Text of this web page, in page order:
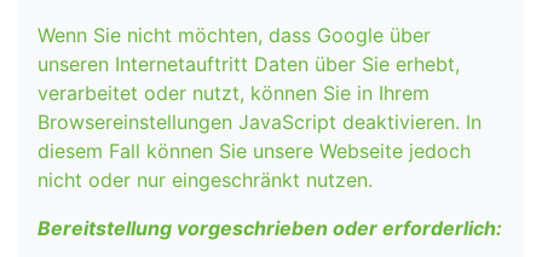
Wenn Sie nicht möchten, dass Google über
unseren Internetauftritt Daten über Sie erhebt,
verarbeitet oder nutzt, können Sie in Ihrem
Browsereinstellungen JavaScript deaktivieren. In
diesem Fall können Sie unsere Webseite jedoch
nicht oder nur eingeschränkt nutzen.
Bereitstellung vorgeschrieben oder erforderlich: